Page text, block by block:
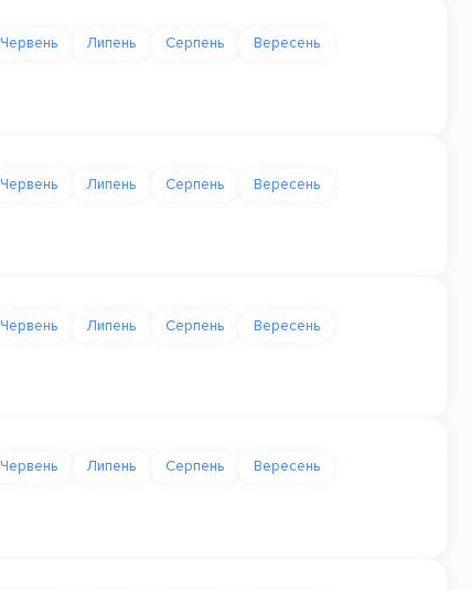
Червень Липень Серпень Вересень
Червень Липень Серпень Вересень
Червень Липень Серпень Вересень
Червень Липень Серпень Вересень